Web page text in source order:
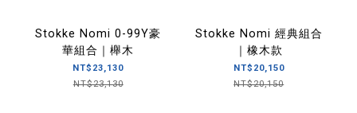
Stokke Nomi 0-99Y豪
華組合｜櫸木
NT$23,130
NT$23,130
Stokke Nomi 經典組合
｜橡木款
NT$20,150
NT$20,150